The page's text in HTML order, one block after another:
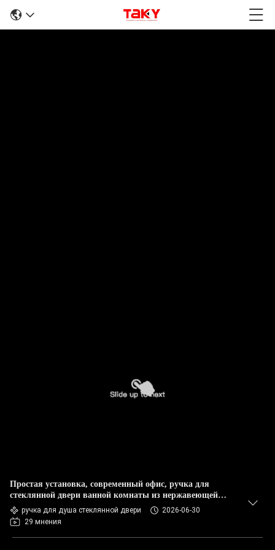
Простая установка, современный офис, ручка для
стеклянной двери ванной комнаты из нержавеющей
сталиручка для душа стеклянной двери
2026-06-30
29 мнения